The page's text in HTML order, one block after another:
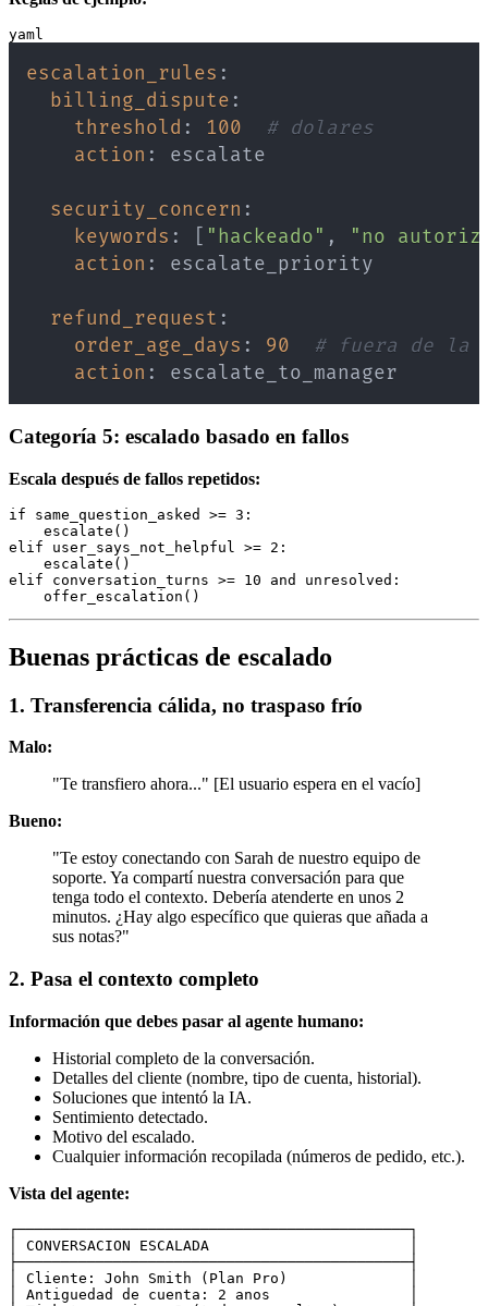
yaml
escalation_rules :
billing_dispute :
threshold : 100
# dolares
action :
security_concern :
keywords : "hackeado" ,
"no
action :
refund_request :
order_age_days : 90
# fuera de la
action : escalate_to_manager
Categoría 5: escalado basado en fallos
Escala después de fallos repetidos:
if same_question_asked >= 3:
    escalate()
elif user_says_not_helpful >= 2:
    escalate()
elif conversation_turns >= 10 and unresolved:
Buenas prácticas de escalado
1. Transferencia cálida, no traspaso frío
Malo:
"Te transfiero ahora..." [El usuario espera en el vacío]
Bueno:
"Te estoy conectando con Sarah de nuestro equipo de
soporte. Ya compartí nuestra conversación para que
tenga todo el contexto. Debería atenderte en unos 2
minutos. ¿Hay algo específico que quieras que añada a
sus notas?"
2. Pasa el contexto completo
Información que debes pasar al agente humano:
Historial completo de la conversación.
Detalles del cliente (nombre, tipo de cuenta, historial).
Soluciones que intentó la IA.
Sentimiento detectado.
Motivo del escalado.
Cualquier información recopilada (números de pedido, etc.).
Vista del agente:
┌─────────────────────────────────────────────┐
│ CONVERSACION ESCALADA                       │
├─────────────────────────────────────────────┤
│ Cliente: John Smith (Plan Pro)              │
│ Antiguedad de cuenta: 2 anos                │